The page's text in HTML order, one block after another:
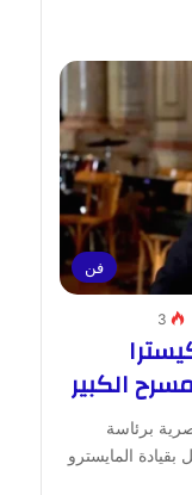
فن
3
الكبير
برئاسة
بقيادة المايسترو